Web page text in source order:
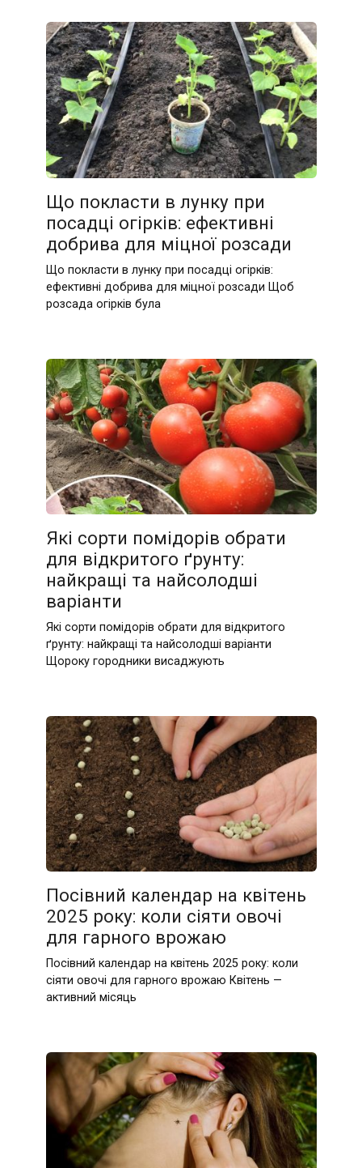
Що покласти в лунку при
посадці огірків: ефективні
добрива для міцної розсади
Що покласти в лунку при посадці огірків:
ефективні добрива для міцної розсади Щоб
розсада огірків була
Які сорти помідорів обрати
для відкритого ґрунту:
найкращі та найсолодші
варіанти
Які сорти помідорів обрати для відкритого
ґрунту: найкращі та найсолодші варіанти
Щороку городники висаджують
Посівний календар на квітень
2025 року: коли сіяти овочі
для гарного врожаю
Посівний календар на квітень 2025 року: коли
сіяти овочі для гарного врожаю Квітень —
активний місяць